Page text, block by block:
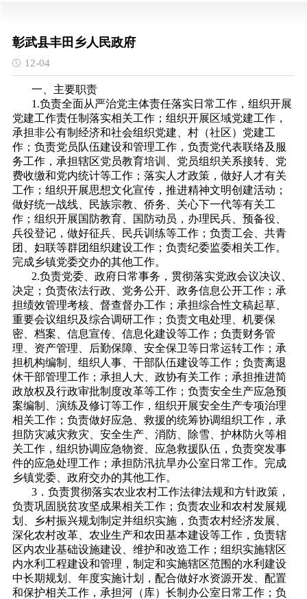
彰武县丰田乡人民政府
12-04
一、主要职责
1.负责全面从严治党主体责任落实日常工作，组织开展
党建工作责任制落实相关工作；组织开展区域党建工作，
承担非公有制经济和社会组织党建、村（社区）党建工
作；负责党员队伍建设和管理工作，负责党代表联络及服
务工作，承担辖区党员教育培训、党员组织关系接转、党
费收缴和党内统计等工作；落实人才政策，做好人才有关
工作；组织开展思想文化宣传，推进精神文明创建活动；
做好统一战线、民族宗教、侨务、关心下一代等有关工
作；组织开展国防教育、国防动员，办理民兵、预备役、
兵役登记，做好征兵、民兵训练等工作；负责工会、共青
团、妇联等群团组织建设工作；负责纪委监委相关工作。
完成乡镇党委交办的其他工作。
2.负责党委、政府日常事务，贯彻落实党政会议决议、
决定；负责依法行政、党务公开、政务信息公开工作；承
担绩效管理考核、督查督办工作；承担综合性文稿起草、
重要会议组织及综合调研工作；负责文电处理、机要保
密、档案、信息宣传、信息化建设等工作；负责财务管
理、资产管理、后勤保障、安全保卫等日常运转工作；承
担机构编制、组织人事、干部队伍建设等工作；负责离退
休干部管理工作；承担人大、政协有关工作；承担推进简
政放权及行政审批制度改革等工作；负责安全生产应急预
案编制、演练及修订等工作，组织开展安全生产专项治理
相关工作；负责做好应急、救援的统筹协调组织工作，承
担防灾减灾救灾、安全生产、消防、除雪、护林防火等相
关工作，组织协调应急物资、应急救援队伍，负责突发事
件的应急处理工作；承担防汛抗旱办公室日常工作。完成
乡镇党委、政府交办的其他工作。
3．负责贯彻落实农业农村工作法律法规和方针政策，
负责巩固脱贫攻坚成果相关工作；负责农业和农村发展规
划、乡村振兴规划制定并组织实施，负责农村经济发展、
深化农村改革、农业生产和农田基本建设等工作，负责辖
区内农业基础设施建设、维护和改造工作；组织实施辖区
内水利工程建设和管理，制定和实施辖区范围的水利建设
中长期规划、年度实施计划，配合做好水资源开发、配置
和保护相关工作，承担河（库）长制办公室日常工作；负